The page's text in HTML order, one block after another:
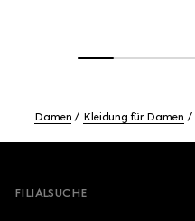
Damen Kleidung für Damen
FILIALSUCHE